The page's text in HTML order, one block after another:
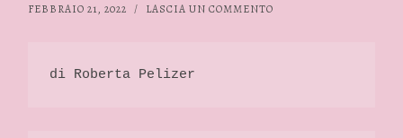
FEBBRAIO 21, 2022 / LASCIA UN COMMENTO
di Roberta Pelizer